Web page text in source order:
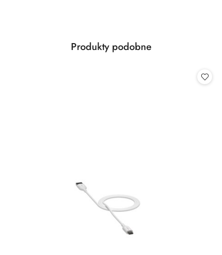
Pomiń karuzelę produktów
Produkty
Produkty podobne